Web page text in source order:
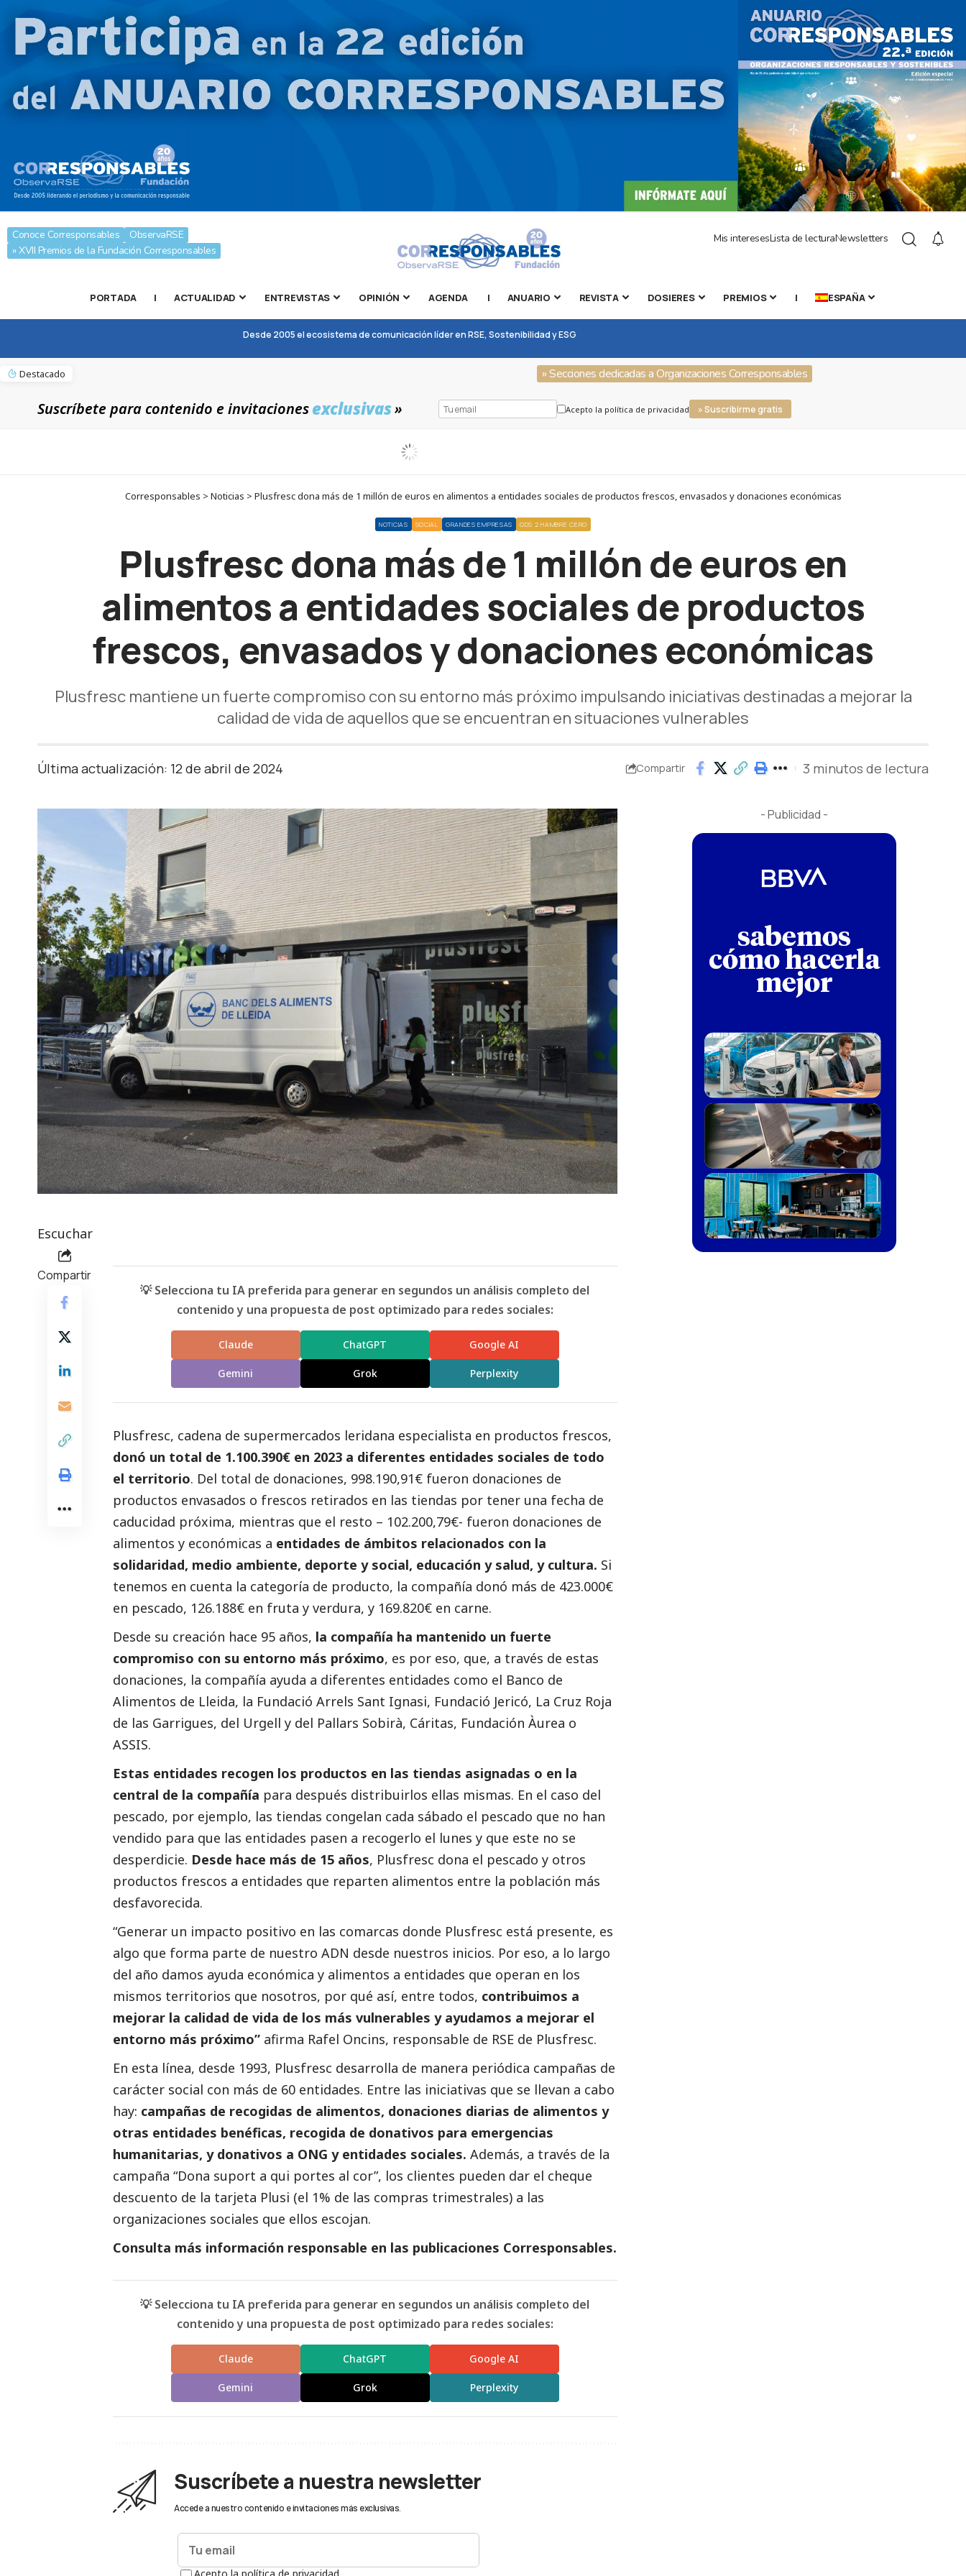
Conoce Corresponsables
ObservaRSE
» XVII Premios de la Fundación Corresponsables
Mis interesesLista de lecturaNewsletters
PORTADA | ACTUALIDAD ENTREVISTAS OPINIÓN AGENDA | ANUARIO REVISTA DOSIERES PREMIOS | ESPAÑA
Desde 2005 el ecosistema de comunicación líder en RSE, Sostenibilidad y ESG
Destacado » Secciones dedicadas a Organizaciones Corresponsables
Suscríbete para contenido e invitacionesexclusivas» Acepto la política de privacidad » Suscribirme gratis
Corresponsables > Noticias > Plusfresc dona más de 1 millón de euros en alimentos a entidades sociales de productos frescos, envasados y donaciones económicas
NOTICIAS SOCIAL GRANDES EMPRESAS ODS 2 HAMBRE CERO
Plusfresc dona más de 1 millón de euros en
alimentos a entidades sociales de productos
frescos, envasados y donaciones económicas
Plusfresc mantiene un fuerte compromiso con su entorno más próximo impulsando iniciativas destinadas a mejorar la
calidad de vida de aquellos que se encuentran en situaciones vulnerables
Última actualización: 12 de abril de 2024 Compartir 3 minutos de lectura
Escuchar
Compartir
💡 Selecciona tu IA preferida para generar en segundos un análisis completo del
contenido y una propuesta de post optimizado para redes sociales:
Claude ChatGPT Google AI
Gemini Grok Perplexity
Plusfresc, cadena de supermercados leridana especialista en productos frescos,
donó un total de 1.100.390€ en 2023 a diferentes entidades sociales de todo
el territorio. Del total de donaciones, 998.190,91€ fueron donaciones de
productos envasados o frescos retirados en las tiendas por tener una fecha de
caducidad próxima, mientras que el resto – 102.200,79€- fueron donaciones de
alimentos y económicas a entidades de ámbitos relacionados con la
solidaridad, medio ambiente, deporte y social, educación y salud, y cultura. Si
tenemos en cuenta la categoría de producto, la compañía donó más de 423.000€
en pescado, 126.188€ en fruta y verdura, y 169.820€ en carne.
Desde su creación hace 95 años, la compañía ha mantenido un fuerte
compromiso con su entorno más próximo, es por eso, que, a través de estas
donaciones, la compañía ayuda a diferentes entidades como el Banco de
Alimentos de Lleida, la Fundació Arrels Sant Ignasi, Fundació Jericó, La Cruz Roja
de las Garrigues, del Urgell y del Pallars Sobirà, Cáritas, Fundación Àurea o
ASSIS.
Estas entidades recogen los productos en las tiendas asignadas o en la
central de la compañía para después distribuirlos ellas mismas. En el caso del
pescado, por ejemplo, las tiendas congelan cada sábado el pescado que no han
vendido para que las entidades pasen a recogerlo el lunes y que este no se
desperdicie. Desde hace más de 15 años, Plusfresc dona el pescado y otros
productos frescos a entidades que reparten alimentos entre la población más
desfavorecida.
“Generar un impacto positivo en las comarcas donde Plusfresc está presente, es
algo que forma parte de nuestro ADN desde nuestros inicios. Por eso, a lo largo
del año damos ayuda económica y alimentos a entidades que operan en los
mismos territorios que nosotros, por qué así, entre todos, contribuimos a
mejorar la calidad de vida de los más vulnerables y ayudamos a mejorar el
entorno más próximo” afirma Rafel Oncins, responsable de RSE de Plusfresc.
En esta línea, desde 1993, Plusfresc desarrolla de manera periódica campañas de
carácter social con más de 60 entidades. Entre las iniciativas que se llevan a cabo
hay: campañas de recogidas de alimentos, donaciones diarias de alimentos y
otras entidades benéficas, recogida de donativos para emergencias
humanitarias, y donativos a ONG y entidades sociales. Además, a través de la
campaña “Dona suport a qui portes al cor”, los clientes pueden dar el cheque
descuento de la tarjeta Plusi (el 1% de las compras trimestrales) a las
organizaciones sociales que ellos escojan.
Consulta más información responsable en las publicaciones Corresponsables.
💡 Selecciona tu IA preferida para generar en segundos un análisis completo del
contenido y una propuesta de post optimizado para redes sociales:
Claude ChatGPT Google AI
Gemini Grok Perplexity
Suscríbete a nuestra newsletter
Accede a nuestro contenido e invitaciones más exclusivas.
Acepto la política de privacidad.
- Publicidad -